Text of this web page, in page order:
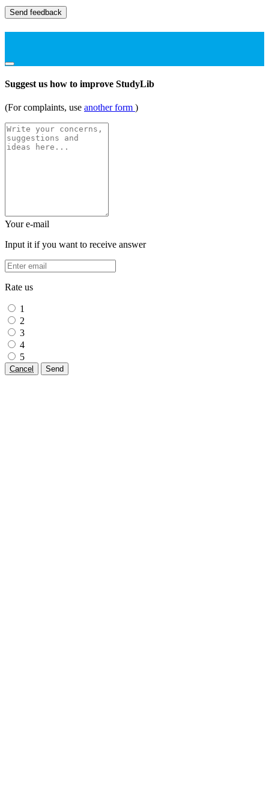
Send feedback
Suggest us how to improve StudyLib
(For complaints, use another form )
Your e-mail
Input it if you want to receive answer
Rate us
1
2
3
4
5
Cancel Send